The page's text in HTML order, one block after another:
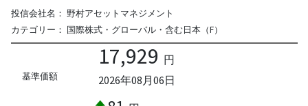
投信会社名： 野村アセットマネジメント
カテゴリー： 国際株式・グローバル・含む日本（F）
基準価額
17,929 円
2026年08月06日